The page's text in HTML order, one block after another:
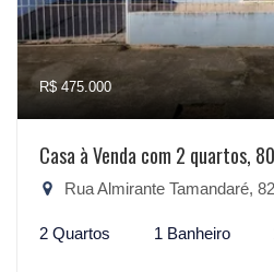
R$ 475.000
Casa à Venda com 2 quartos,
Rua Almirante Tamandaré, 824 -
2 Quartos 1 Banheiro